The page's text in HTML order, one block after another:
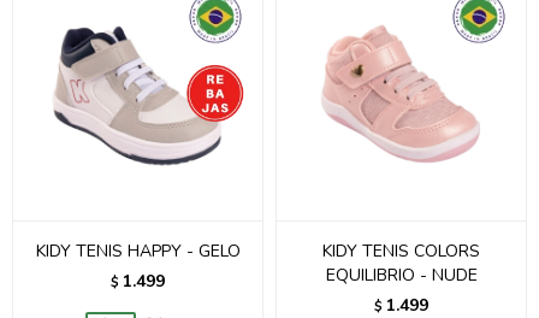
KIDY TENIS HAPPY - GELO
$ 1.499
KIDY TENIS COLORS
EQUILIBRIO - NUDE
$ 1.499